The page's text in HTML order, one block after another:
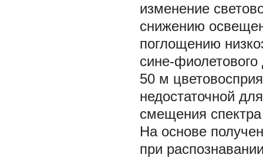
изменение
снижению
поглощению
сине-
50 м
недостаточной
смещения
На основе
при